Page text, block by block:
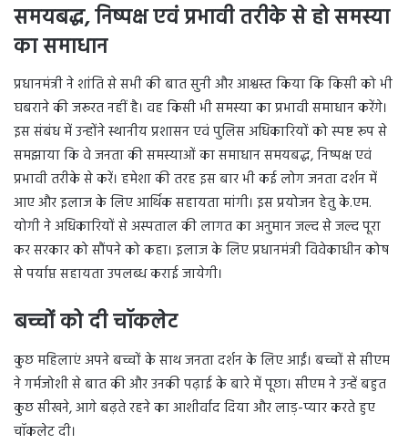
समयबद्ध, निष्पक्ष एवं प्रभावी तरीके से हो समस्या
का समाधान
प्रधानमंत्री ने शांति से सभी की बात सुनी और आश्वस्त किया कि किसी को भी
घबराने की जरूरत नहीं है। वह किसी भी समस्या का प्रभावी समाधान करेंगे।
इस संबंध में उन्होंने स्थानीय प्रशासन एवं पुलिस अधिकारियों को स्पष्ट रूप से
समझाया कि वे जनता की समस्याओं का समाधान समयबद्ध, निष्पक्ष एवं
प्रभावी तरीके से करें। हमेशा की तरह इस बार भी कई लोग जनता दर्शन में
आए और इलाज के लिए आर्थिक सहायता मांगी। इस प्रयोजन हेतु के.एम.
योगी ने अधिकारियों से अस्पताल की लागत का अनुमान जल्द से जल्द पूरा
कर सरकार को सौंपने को कहा। इलाज के लिए प्रधानमंत्री विवेकाधीन कोष
से पर्याप्त सहायता उपलब्ध कराई जायेगी।
बच्चों को दी चॉकलेट
कुछ महिलाएं अपने बच्चों के साथ जनता दर्शन के लिए आईं। बच्चों से सीएम
ने गर्मजोशी से बात की और उनकी पढ़ाई के बारे में पूछा। सीएम ने उन्हें बहुत
कुछ सीखने, आगे बढ़ते रहने का आशीर्वाद दिया और लाड़-प्यार करते हुए
चॉकलेट दी।